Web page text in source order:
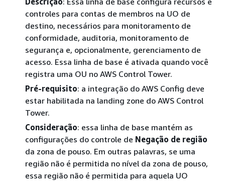
controles para contas de membros na UO de
destino, necessários para monitoramento de
conformidade, auditoria, monitoramento de
segurança e, opcionalmente, gerenciamento de
acesso. Essa linha de base é ativada quando você
registra uma OU no AWS Control Tower.
Pré-requisito: a integração do AWS Config deve
estar habilitada na landing zone do AWS Control
Tower.
Consideração: essa linha de base mantém as
configurações do controle de Negação de região
da zona de pouso. Em outras palavras, se uma
região não é permitida no nível da zona de pouso,
essa região não é permitida para aquela UO